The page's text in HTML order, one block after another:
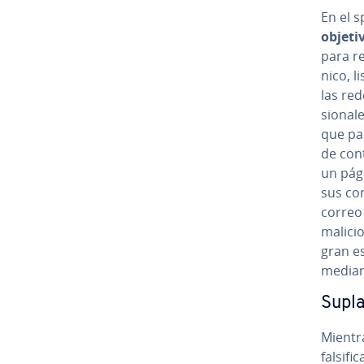
En el
para
ni­co,
las
que
de
un
sus
gran